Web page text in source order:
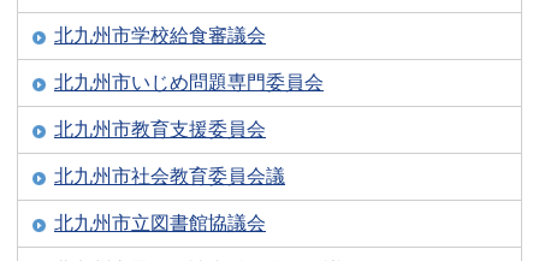
北九州市学校給食審議会
北九州市いじめ問題専門委員会
北九州市教育支援委員会
北九州市社会教育委員会議
北九州市立図書館協議会